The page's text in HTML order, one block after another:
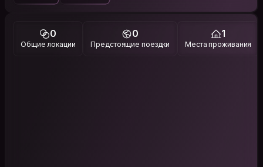
0
Общие локации
0
Предстоящие поездки
1
Места проживания